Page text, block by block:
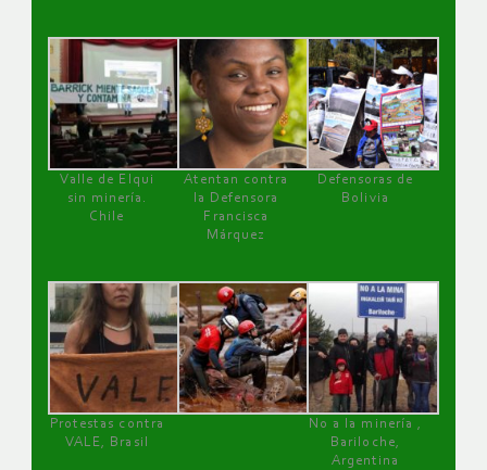
Valle de Elqui
sin minería.
Chile
Atentan contra
la Defensora
Francisca
Márquez
Defensoras de
Bolivia
Protestas contra
VALE, Brasil
No a la minería ,
Bariloche,
Argentina